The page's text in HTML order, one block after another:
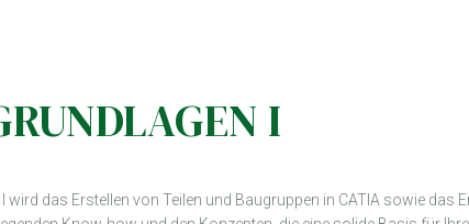
I
I wird das Erstellen von Teilen und Baugruppen in CATIA sowie